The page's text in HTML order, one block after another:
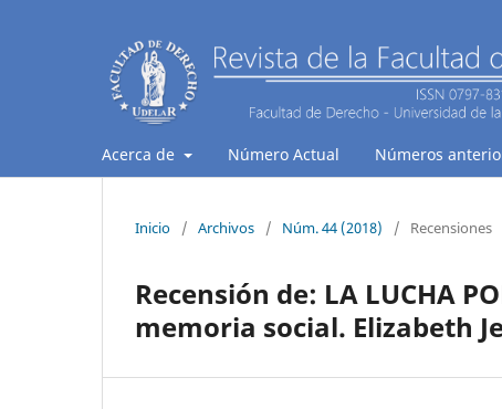
Acerca de Número Actual Números
Inicio / Archivos / Núm. 44 (2018) / Recensiones
Recensión de: LA LUCHA
memoria social. Elizabeth